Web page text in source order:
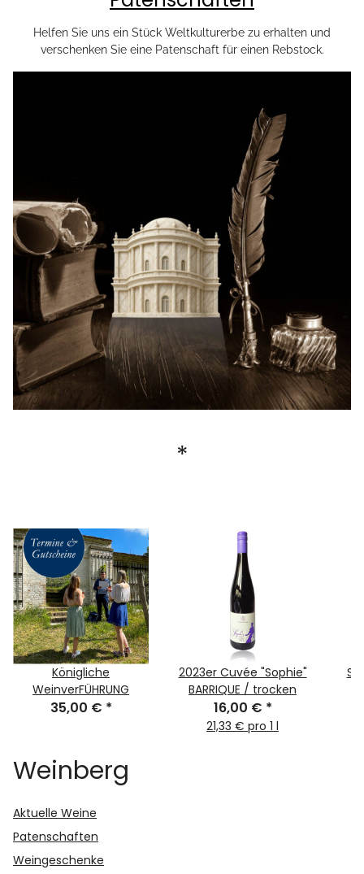
Helfen Sie uns ein Stück Weltkulturerbe zu erhalten und
verschenken Sie eine Patenschaft für einen Rebstock.
*
Königliche
WeinverFÜHRUNG
35,00 € *
2023er Cuvée "Sophie"
BARRIQUE / trocken
16,00 € *
21,33 € pro 1 l
Weinberg
Aktuelle Weine
Patenschaften
Weingeschenke